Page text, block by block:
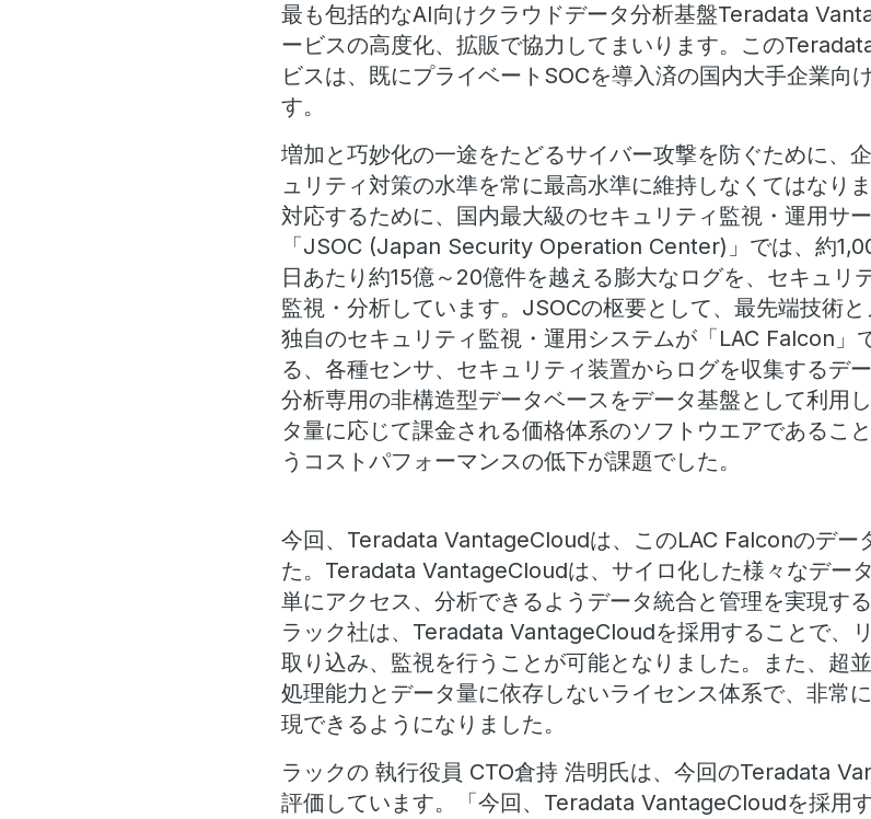
最も包括的なAI向けクラウドデータ分析基盤Teradata
ービスの高度化、拡販で協力してまいります。この
ビスは、既にプライベートSOCを導入済の国内大手企業向
す。
増加と巧妙化の一途をたどるサイバー攻撃を防ぐために、
ュリティ対策の水準を常に最高水準に維持しなくてはなり
対応するために、国内最大級のセキュリティ監視・運用サ
「JSOC (Japan Security Operation Center)」では、約
日あたり約15億～20億件を越える膨大なログを、セキュリ
監視・分析しています。JSOCの枢要として、最先端技術
独自のセキュリティ監視・運用システムが「LAC Falcon」
る、各種センサ、セキュリティ装置からログを収集するデ
分析専用の非構造型データベースをデータ基盤として利用
タ量に応じて課金される価格体系のソフトウエアであるこ
うコストパフォーマンスの低下が課題でした。
今回、Teradata VantageCloudは、このLAC Falconのデー
た。Teradata VantageCloudは、サイロ化した様々なデー
単にアクセス、分析できるようデータ統合と管理を実現す
ラック社は、Teradata VantageCloudを採用することで、
取り込み、監視を行うことが可能となりました。また、超
処理能力とデータ量に依存しないライセンス体系で、非常
現できるようになりました。
ラックの 執行役員 CTO倉持 浩明氏は、今回のTeradata
評価しています。「今回、Teradata VantageCloudを採用